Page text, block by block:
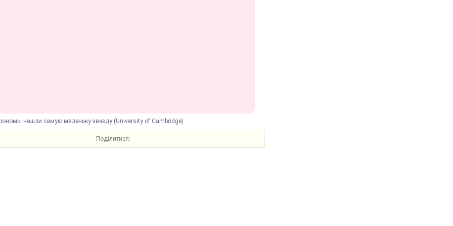
нашли самую маленьку звезду (University of Cambridge)
Поділитися: